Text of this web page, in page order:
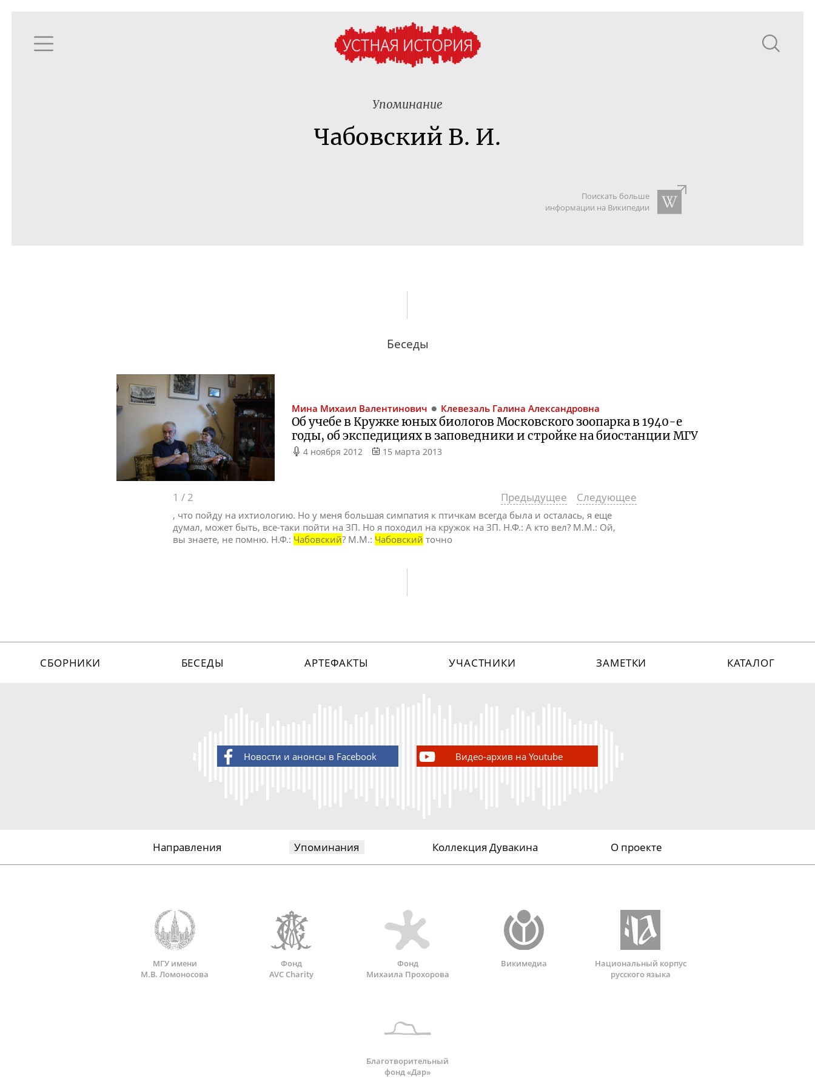
Упоминание
Чабовский В. И.
Поискать больше
информации на Википедии
Беседы
Мина Михаил Валентинович Клевезаль Галина Александровна
Об учебе в Кружке юных биологов Московского зоопарка в 1940-е
годы, об экспедициях в заповедники и стройке на биостанции МГУ
4 ноября 2012 15 марта 2013
1 / 2 Предыдущее Следующее
, что пойду на ихтиологию. Но у меня большая симпатия к птичкам всегда была и осталась, я еще
думал, может быть, все-таки пойти на ЗП. Но я походил на кружок на ЗП. Н.Ф.: А кто вел? М.М.: Ой,
вы знаете, не помню. Н.Ф.: Чабовский? М.М.: Чабовский точно
СБОРНИКИ БЕСЕДЫ АРТЕФАКТЫ УЧАСТНИКИ ЗАМЕТКИ КАТАЛОГ
Новости и анонсы в Facebook Видео-архив на Youtube
Направления Упоминания Коллекция Дувакина О проекте
МГУ имени
М.В. Ломоносова
Фонд
AVC Charity
Фонд
Михаила Прохорова
Викимедиа
Национальный корпус
русского языка
Благотворительный
фонд «Дар»